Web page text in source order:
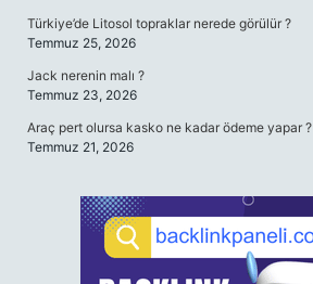
Türkiye’de Litosol topraklar nerede görülür ?
Temmuz 25, 2026
Jack nerenin malı ?
Temmuz 23, 2026
Araç pert olursa kasko ne kadar ödeme yapar ?
Temmuz 21, 2026